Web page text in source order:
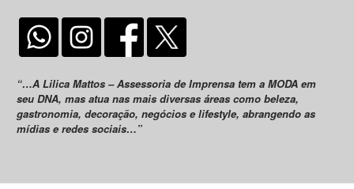
“…A Lilica Mattos – Assessoria de Imprensa tem a MODA em
seu DNA, mas atua nas mais diversas áreas como beleza,
gastronomia, decoração, negócios e lifestyle, abrangendo as
mídias e redes sociais…”